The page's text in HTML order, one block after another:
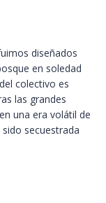
diseñados
en soledad
colectivo es
las grandes
una era volátil de
secuestrada